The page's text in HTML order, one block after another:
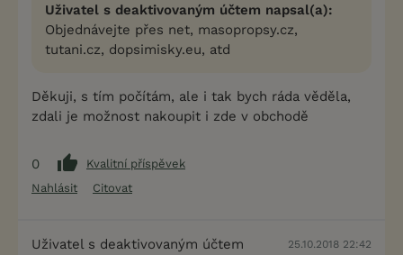
Uživatel s deaktivovaným účtem napsal(a):
Objednávejte přes net, masopropsy.cz,
tutani.cz, dopsimisky.eu, atd
Děkuji, s tím počítám, ale i tak bych ráda věděla,
zdali je možnost nakoupit i zde v obchodě
0
Kvalitní příspěvek
Nahlásit
Citovat
Uživatel s deaktivovaným účtem 25.10.2018 22:42